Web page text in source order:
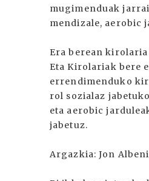
mugimenduak
mendizale, aerobic
Era berean
Eta Kirolariak bere
errendimenduko
rol sozialaz
eta aerobic
jabetuz.
Argazkia: Jon